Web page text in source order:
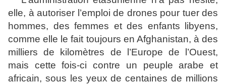
elle, à autoriser l’emploi de drones pour tuer des
hommes, des femmes et des enfants libyens,
comme elle le fait toujours en Afghanistan, à des
milliers de kilomètres de l’Europe de l’Ouest,
mais cette fois-ci contre un peuple arabe et
africain, sous les yeux de centaines de millions